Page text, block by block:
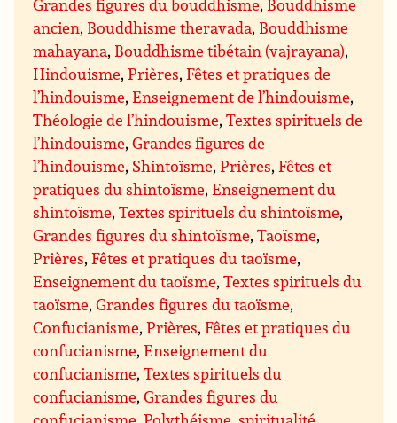
ancien, Bouddhisme theravada, Bouddhisme
mahayana, Bouddhisme tibétain (vajrayana),
Hindouisme,Prières,Fêtes et pratiques de
l’hindouisme,Enseignement de l’hindouisme,
Théologie de l’hindouisme,Textes spirituels de
l’hindouisme,Grandes figures de
l’hindouisme, Shintoïsme,Prières,Fêtes et
pratiques du shintoïsme,Enseignement du
shintoïsme,Textes spirituels du shintoïsme,
Grandes figures du shintoïsme,Taoïsme,
Prières,Fêtes et pratiques du taoïsme,
Enseignement du taoïsme,Textes spirituels du
taoïsme,Grandes figures du taoïsme,
Confucianisme,Prières,Fêtes et pratiques du
confucianisme,Enseignement du
confucianisme,Textes spirituels du
confucianisme,Grandes figures du